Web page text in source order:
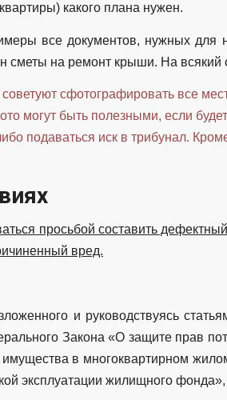
какого плана нужен.
все документов, нужных для
сметы на ремонт крыши. На всякий
сфотографировать все
могут быть полезными, если
подаваться иск в трибунал.
просьбой составить
вред.
и руководствуясь
Закона «О защите прав
в многоквартирном
эксплуатации жилищного